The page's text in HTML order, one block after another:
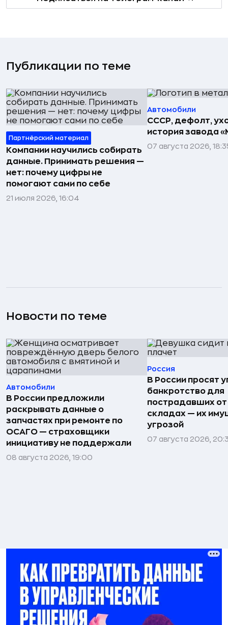
Публикации по теме
Партнёрский материал
Компании научились собирать
данные. Принимать решения —
нет: почему цифры не
помогают сами по себе
21 июля 2026, 16:04
Автомобили
СССР, дефолт,
история завода
07 августа 2026,
Новости по теме
Автомобили
В России предложили
раскрывать данные о
запчастях при ремонте по
ОСАГО — страховщики
инициативу не поддержали
08 августа 2026, 19:00
Россия
В России просят
банкротство для
пострадавших
складах — их
угрозой
07 августа 2026,